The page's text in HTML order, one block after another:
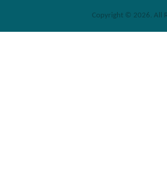
Copyright © 2026. All